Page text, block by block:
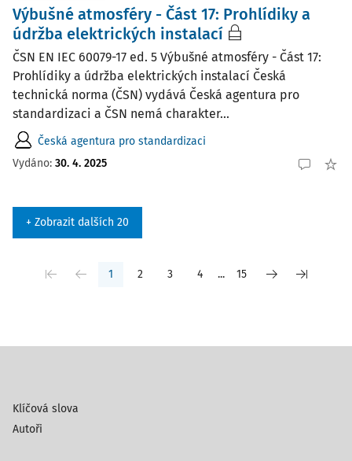
Výbušné atmosféry - Část 17: Prohlídiky a
údržba elektrických instalací
ČSN EN IEC 60079-17 ed. 5 Výbušné atmosféry - Část 17:
Prohlídiky a údržba elektrických instalací Česká
technická norma (ČSN) vydává Česká agentura pro
standardizaci a ČSN nemá charakter...
Česká agentura pro standardizaci
Vydáno: 30. 4. 2025
+ Zobrazit dalších 20
1 2 3 4 ... 15
Klíčová slova
Autoři